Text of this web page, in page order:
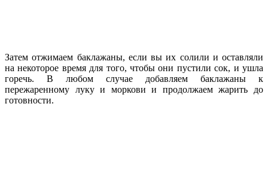
Затем отжимаем баклажаны, если вы их солили и оставляли
на некоторое время для того, чтобы они пустили сок, и ушла
горечь. В любом случае добавляем баклажаны к
пережаренному луку и моркови и продолжаем жарить до
готовности.